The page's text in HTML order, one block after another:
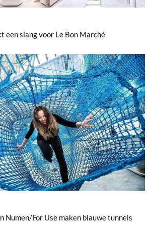
een slang voor Le Bon Marché
Numen/For Use maken blauwe tunnels